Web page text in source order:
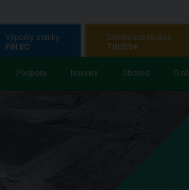
Podpora Novinky Obchod O
Výpočty statiky
FIN EC
Střešní konstrukce
TRUSS4